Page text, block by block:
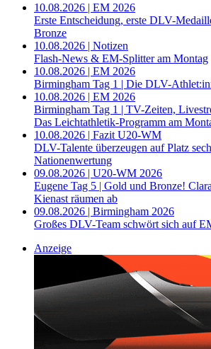
10.08.2026 | EM 2026
Erste Entscheidung, erste DLV-
Bronze
10.08.2026 | Notizen
Flash-News & EM-Splitter am Montag
10.08.2026 | EM 2026
Birmingham Tag 1 | Die DLV-
10.08.2026 | EM 2026
Birmingham Tag 1 | TV-Zeiten,
Das Leichtathletik-Programm am
10.08.2026 | Fazit U20-WM
DLV-Talente überzeugen auf Platz
Nationenwertung
09.08.2026 | U20-WM 2026
Eugene Tag 5 | Gold und Bronze!
Kienast räumen ab
09.08.2026 | Birmingham 2026
Großes DLV-Team schwört sich auf
Anzeige